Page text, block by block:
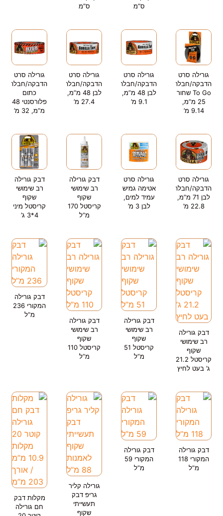
ס”מ
ס”מ
גורילה סרט
הדבקה/חבלה
To Go שחור
25 מ”מ,
9.14 מ’
גורילה סרט
הדבקה/חבלה
לבן 48 מ”מ,
9.1 מ’
גורילה סרט
הדבקה/חבלה
לבן 48 מ”מ,
27.4 מ’
גורילה סרט
הדבקה/חבלה
כתום
פלורסנטי 48
מ”מ, 32 מ’
גורילה סרט
הדבקה/חבלה
לבן 71 מ”מ,
22.8 מ’
גורילה סרט
אטימה גמיש
עמיד למים,
לבן 3 מ’
דבק גורילה
רב שימושי
שקוף
קריסטל 170
מ”ל
דבק גורילה
רב שימושי
שקוף
קריסטל מיני
4*3 ג’
דבק גורילה
רב שימושי
שקוף
קריסטל 21.2
ג’ בעט לחיץ
דבק גורילה
רב שימושי
שקוף
קריסטל 51
מ”ל
דבק גורילה
רב שימושי
שקוף
קריסטל 110
מ”ל
דבק גורילה
המקורי 236
מ”ל
דבק גורילה
המקורי 118
מ”ל
דבק גורילה
המקורי 59
מ”ל
גורילה קליר
גריפ דבק
תעשייתי
שקוף
מקלות דבק
חם גורילה